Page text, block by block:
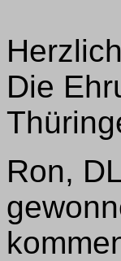
Die
Ron,